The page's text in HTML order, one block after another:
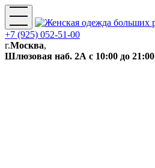
+7 (925) 052-51-00
г.Москва,
Шлюзовая наб. 2А с 10:00 до 21:00